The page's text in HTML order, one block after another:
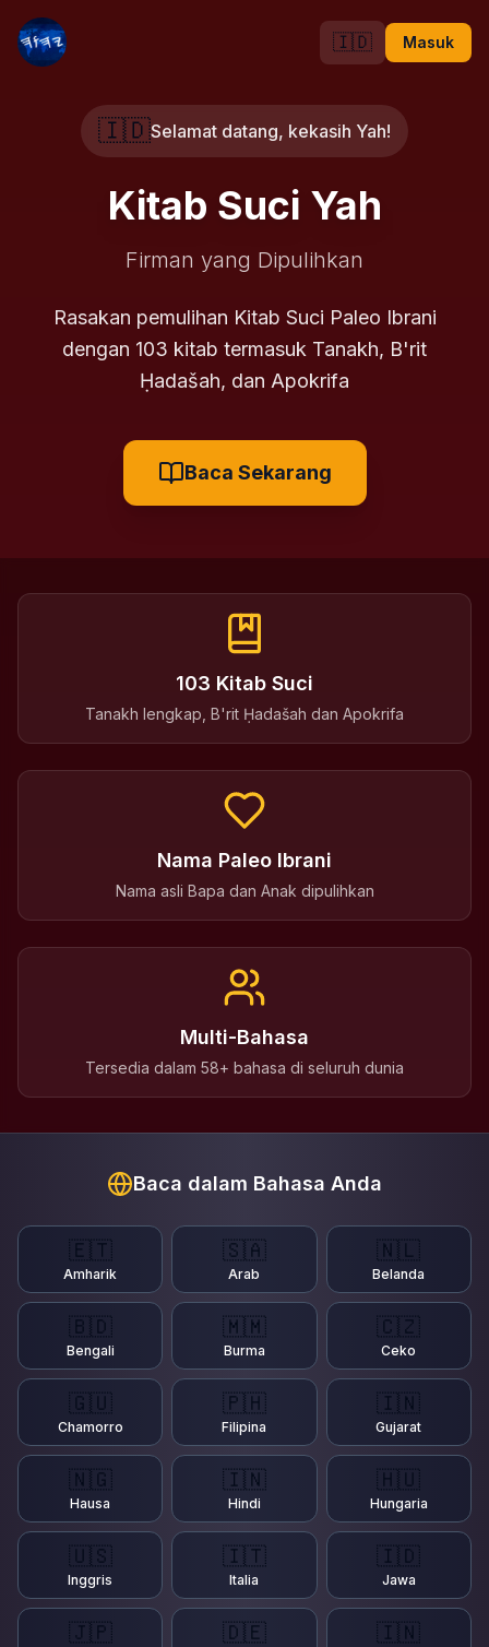
🇮🇩 Masuk
🇮🇩Selamat datang, kekasih Yah!
Kitab Suci Yah
Firman yang Dipulihkan
Rasakan pemulihan Kitab Suci Paleo Ibrani
dengan 103 kitab termasuk Tanakh, B'rit
Ḥadašah, dan Apokrifa
Baca Sekarang
103 Kitab Suci
Tanakh lengkap, B'rit Ḥadašah dan Apokrifa
Nama Paleo Ibrani
Nama asli Bapa dan Anak dipulihkan
Multi-Bahasa
Tersedia dalam 58+ bahasa di seluruh dunia
Baca dalam Bahasa Anda
🇪🇹
Amharik
🇸🇦
Arab
🇳🇱
Belanda
🇧🇩
Bengali
🇲🇲
Burma
🇨🇿
Ceko
🇬🇺
Chamorro
🇵🇭
Filipina
🇮🇳
Gujarat
🇳🇬
Hausa
🇮🇳
Hindi
🇭🇺
Hungaria
🇺🇸
Inggris
🇮🇹
Italia
🇮🇩
Jawa
🇯🇵 🇩🇪 🇮🇳